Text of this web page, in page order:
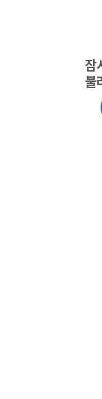
잠
불